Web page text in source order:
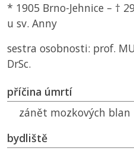
* 1905 Brno-Jehnice – †
u sv. Anny
sestra osobnosti: prof.
DrSc.
příčina úmrtí
zánět mozkových blan
bydliště